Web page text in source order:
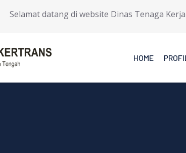
Selamat datang di website Dinas Tenaga Kerja
HOME